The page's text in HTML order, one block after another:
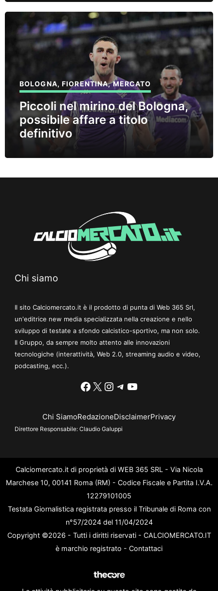
BOLOGNA, FIORENTINA,MERCATO
Piccoli nel mirino del Bologna,
possibile affare a titolo
definitivo
Chi siamo
Il sito Calciomercato.it è il prodotto di punta di Web 365 Srl,
un'editrice new media specializzata nella creazione e nello
sviluppo di testate a sfondo calcistico-sportivo, ma non solo.
Il Gruppo, da sempre molto attento alle innovazioni
tecnologiche (interattività, Web 2.0, streaming audio e video,
podcasting, ecc.).
Facebook
X Instagram
Telegram
YouTube
Chi SiamoRedazioneDisclaimerPrivacy
Direttore Responsabile: Claudio Galuppi
Calciomercato.it di proprietà di WEB 365 SRL - Via Nicola
Marchese 10, 00141 Roma (RM) - Codice Fiscale e Partita I.V.A.
12279101005
Testata Giornalistica registrata presso il Tribunale di Roma con
n°57/2024 del 11/04/2024
Copyright ©2026 - Tutti i diritti riservati - CALCIOMERCATO.IT
è marchio registrato - Contattaci